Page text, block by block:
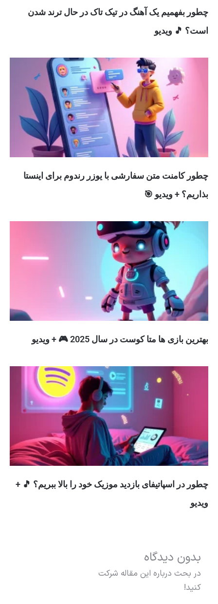
چطور بفهمیم یک آهنگ در تیک تاک در حال ترند شدن
است؟ 🎵 ویدیو
چطور کامنت متن سفارشی با یوزر رندوم برای اینستا
بذاریم؟ + ویدیو 🎯
بهترین بازی ها متا کوست در سال 2025 🎮 + ویدیو
چطور در اسپاتیفای بازدید موزیک خود را بالا ببریم؟ 🎵 +
ویدیو
بدون دیدگاه
در بحث درباره این مقاله شرکت
کنید!